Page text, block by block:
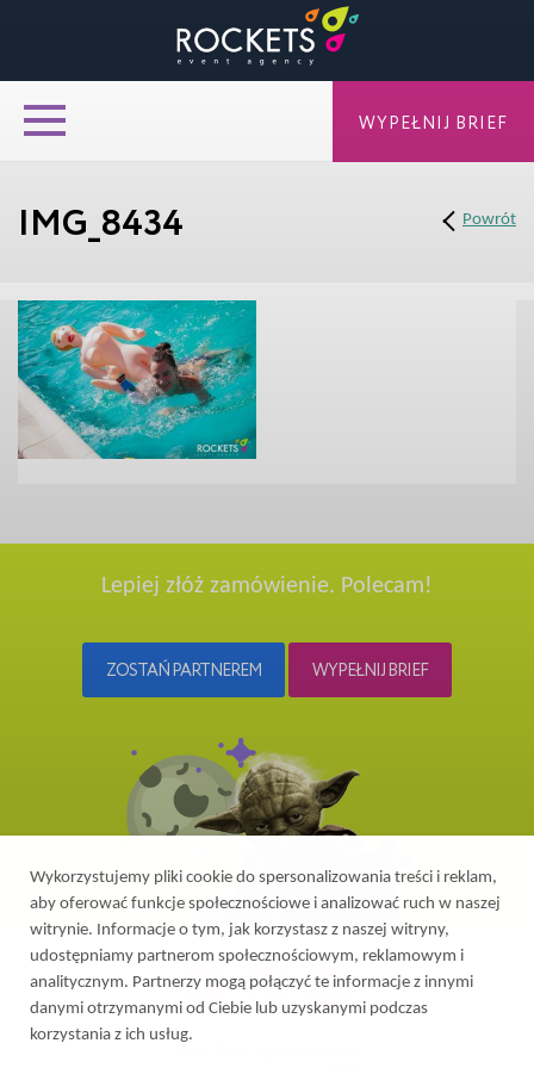
IMG_8434 Powrót
Lepiej złóż zamówienie. Polecam!
ZOSTAŃ PARTNEREM WYPEŁNIJ BRIEF
WYPEŁNIJ BRIEF
Wykorzystujemy pliki cookie do spersonalizowania treści i reklam,
aby oferować funkcje społecznościowe i analizować ruch w naszej
witrynie. Informacje o tym, jak korzystasz z naszej witryny,
udostępniamy partnerom społecznościowym, reklamowym i
analitycznym. Partnerzy mogą połączyć te informacje z innymi
danymi otrzymanymi od Ciebie lub uzyskanymi podczas
korzystania z ich usług.